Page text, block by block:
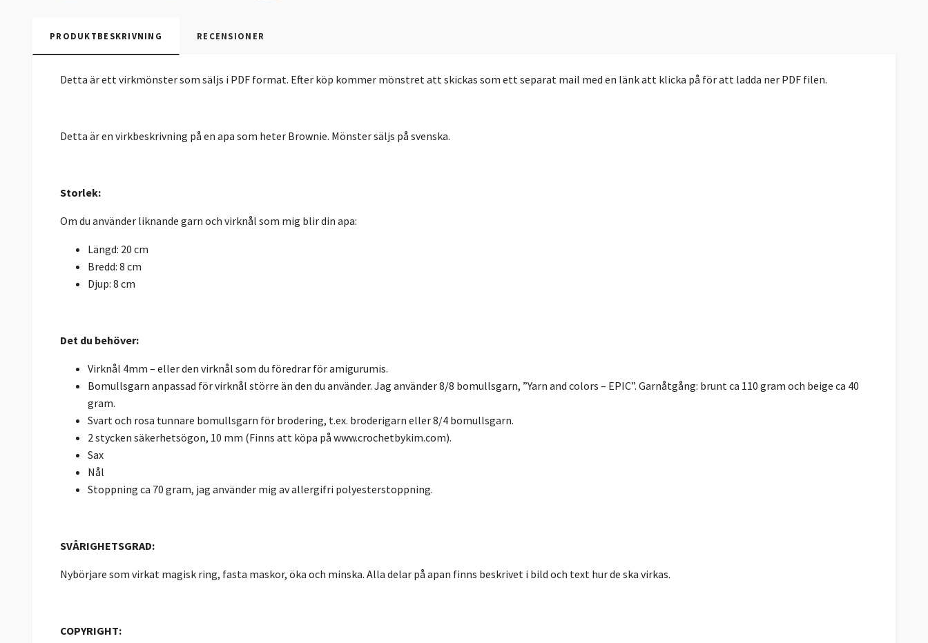
PRODUKTBESKRIVNING RECENSIONER
Detta är ett virkmönster som säljs i PDF format. Efter köp kommer mönstret att skickas som ett separat mail med en länk att klicka på för att ladda ner PDF filen.
Detta är en virkbeskrivning på en apa som heter Brownie. Mönster säljs på svenska.
Storlek:
Om du använder liknande garn och virknål som mig blir din apa:
Längd: 20 cm
Bredd: 8 cm
Djup: 8 cm
Det du behöver:
Virknål 4mm – eller den virknål som du föredrar för amigurumis.
Bomullsgarn anpassad för virknål större än den du använder. Jag använder 8/8 bomullsgarn, ”Yarn and colors – EPIC”. Garnåtgång: brunt ca 110 gram och beige ca 40
gram.
Svart och rosa tunnare bomullsgarn för brodering, t.ex. broderigarn eller 8/4 bomullsgarn.
2 stycken säkerhetsögon, 10 mm (Finns att köpa på www.crochetbykim.com).
Sax
Nål
Stoppning ca 70 gram, jag använder mig av allergifri polyesterstoppning.
SVÅRIGHETSGRAD:
Nybörjare som virkat magisk ring, fasta maskor, öka och minska. Alla delar på apan finns beskrivet i bild och text hur de ska virkas.
COPYRIGHT: